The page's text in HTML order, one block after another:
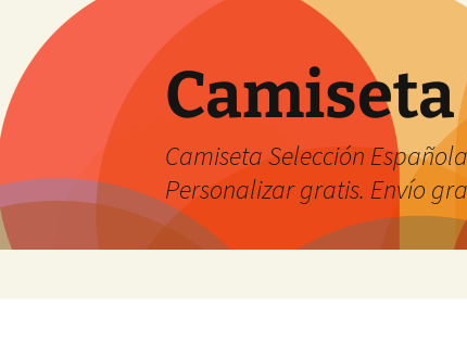
Camiseta Selección
Personalizar gratis. Envío